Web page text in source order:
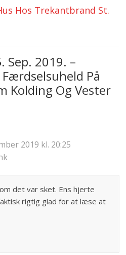
Hos Trekantbrand St.
Sep. 2019. –
På
Kolding Og Vester
2019 kl. 20:25
det var sket. Ens hjerte
rigtig glad for at læse at